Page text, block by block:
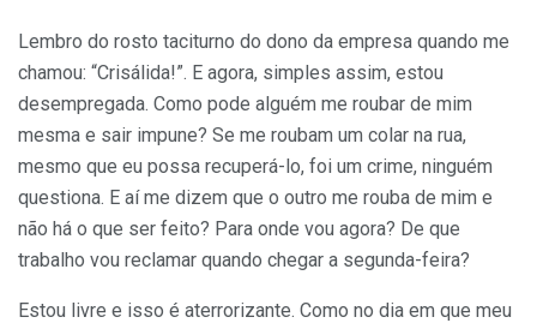
Lembro do rosto taciturno do dono da empresa quando me
chamou: “Crisálida!”. E agora, simples assim, estou
desempregada. Como pode alguém me roubar de mim
mesma e sair impune? Se me roubam um colar na rua,
mesmo que eu possa recuperá-lo, foi um crime, ninguém
questiona. E aí me dizem que o outro me rouba de mim e
não há o que ser feito? Para onde vou agora? De que
trabalho vou reclamar quando chegar a segunda-feira?
Estou livre e isso é aterrorizante. Como no dia em que meu